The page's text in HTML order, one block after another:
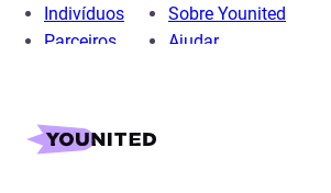
Indivíduos
Parceiros
Sobre Younited
Ajudar
Home